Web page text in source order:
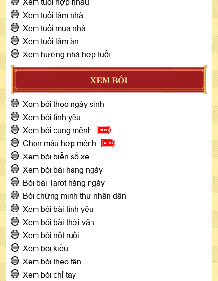
Xem tuổi hợp nhau
Xem tuổi làm nhà
Xem tuổi mua nhà
Xem tuổi làm ăn
Xem hướng nhà hợp tuổi
XEM BÓI
Xem bói theo ngày sinh
Xem bói tình yêu
Xem bói cung mệnh
Chọn màu hợp mệnh
Xem bói biển số xe
Xem bói bài hàng ngày
Bói bài Tarot hàng ngày
Bói chứng minh thư nhân dân
Xem bói bài tình yêu
Xem bói bài thời vận
Xem bói nốt ruồi
Xem bói kiều
Xem bói theo tên
Xem bói chỉ tay